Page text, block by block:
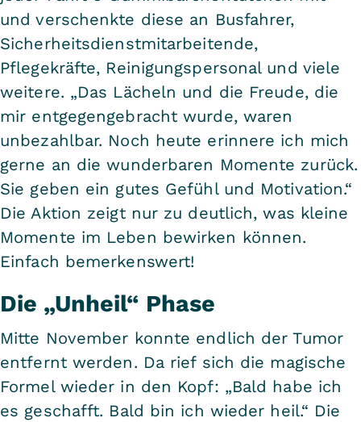
und verschenkte diese an Busfahrer,
Sicherheitsdienstmitarbeitende,
Pflegekräfte, Reinigungspersonal und viele
weitere. „Das Lächeln und die Freude, die
mir entgegengebracht wurde, waren
unbezahlbar. Noch heute erinnere ich mich
gerne an die wunderbaren Momente zurück.
Sie geben ein gutes Gefühl und Motivation.“
Die Aktion zeigt nur zu deutlich, was kleine
Momente im Leben bewirken können.
Einfach bemerkenswert!
Die „Unheil“ Phase
Mitte November konnte endlich der Tumor
entfernt werden. Da rief sich die magische
Formel wieder in den Kopf: „Bald habe ich
es geschafft. Bald bin ich wieder heil.“ Die